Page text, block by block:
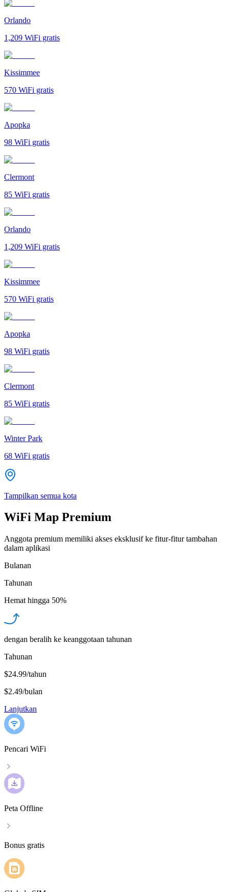
Orlando
1,209 WiFi gratis
Kissimmee
570 WiFi gratis
Apopka
98 WiFi gratis
Clermont
85 WiFi gratis
Orlando
1,209 WiFi gratis
Kissimmee
570 WiFi gratis
Apopka
98 WiFi gratis
Clermont
85 WiFi gratis
Winter Park
68 WiFi gratis
Tampilkan semua kota
WiFi Map Premium
Anggota premium memiliki akses eksklusif ke fitur-fitur tambahan
dalam aplikasi
Bulanan
Tahunan
Hemat hingga 50%
dengan beralih ke keanggotaan tahunan
Tahunan
$24.99/tahun
$2.49/bulan
Lanjutkan
Pencari WiFi
Peta Offline
Bonus gratis